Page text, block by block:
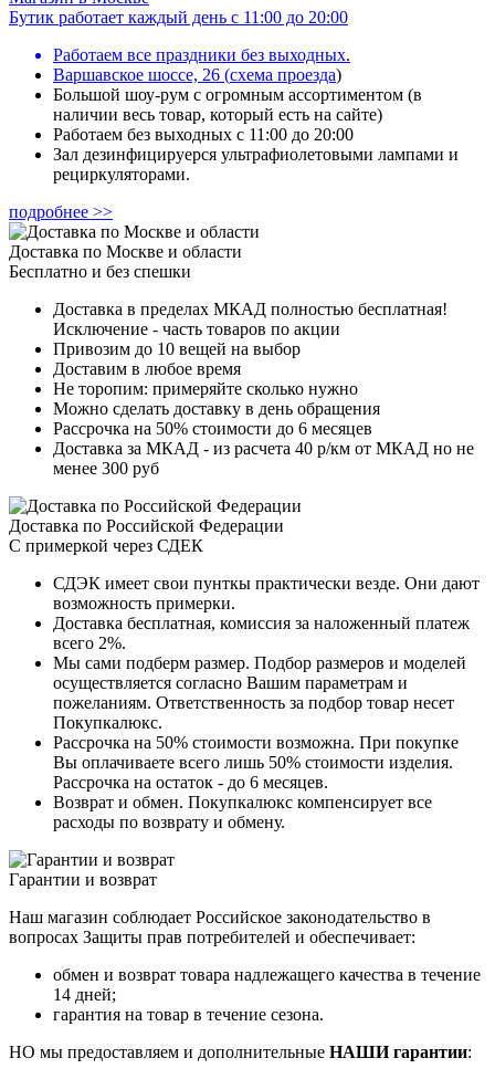
Бутик работает каждый день с 11:00 до 20:00
Работаем все праздники без выходных.
Варшавское шоссе, 26 (схема проезда)
Большой шоу-рум с огромным ассортиментом (в
наличии весь товар, который есть на сайте)
Работаем без выходных с 11:00 до 20:00
Зал дезинфицируерся ультрафиолетовыми лампами и
рециркуляторами.
подробнее >>
Доставка по Москве и области
Бесплатно и без спешки
Доставка в пределах МКАД полностью бесплатная!
Исключение - часть товаров по акции
Привозим до 10 вещей на выбор
Доставим в любое время
Не торопим: примеряйте сколько нужно
Можно сделать доставку в день обращения
Рассрочка на 50% стоимости до 6 месяцев
Доставка за МКАД - из расчета 40 р/км от МКАД но не
менее 300 руб
Доставка по Российской Федерации
С примеркой через СДЕК
СДЭК имеет свои пунткы практически везде. Они дают
возможность примерки.
Доставка бесплатная, комиссия за наложенный платеж
всего 2%.
Мы сами подберм размер. Подбор размеров и моделей
осуществляется согласно Вашим параметрам и
пожеланиям. Ответственность за подбор товар несет
Покупкалюкс.
Рассрочка на 50% стоимости возможна. При покупке
Вы оплачиваете всего лишь 50% стоимости изделия.
Рассрочка на остаток - до 6 месяцев.
Возврат и обмен. Покупкалюкс компенсирует все
расходы по возврату и обмену.
Гарантии и возврат
Наш магазин соблюдает Российское законодательство в
вопросах Защиты прав потребителей и обеспечивает:
обмен и возврат товара надлежащего качества в течение
14 дней;
гарантия на товар в течение сезона.
НО мы предоставляем и дополнительные НАШИ гарантии: